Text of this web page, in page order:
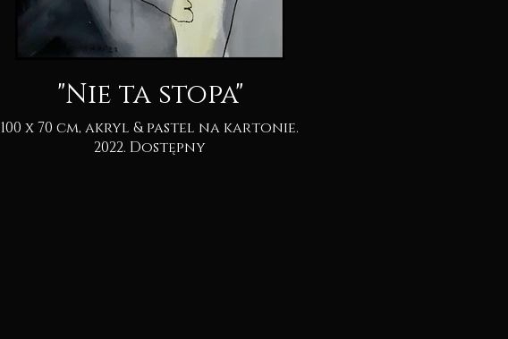
"Nie ta stopa"
100 x 70 cm, akryl & pastel na kartonie.
2022. Dostępny